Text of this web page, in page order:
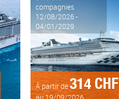
compagnies
12/08/2026 -
04/01/2029
À partir de314 CHF